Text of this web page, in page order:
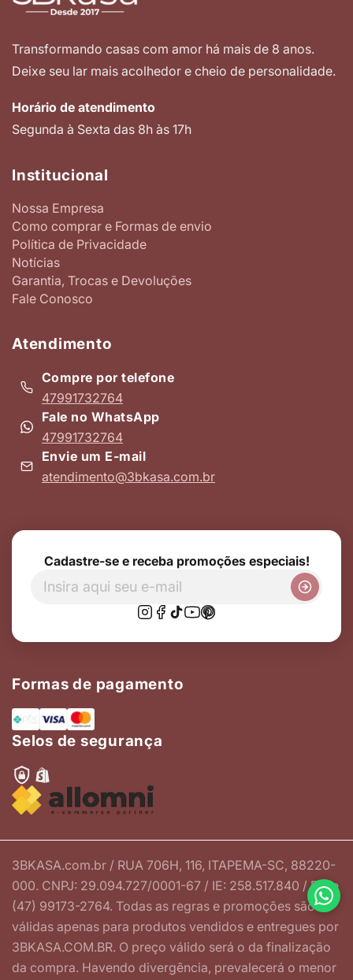
Transformando casas com amor há mais de 8 anos.
Deixe seu lar mais acolhedor e cheio de personalidade.
Horário de atendimento
Segunda à Sexta das 8h às 17h
Institucional
Nossa Empresa
Como comprar e Formas de envio
Política de Privacidade
Notícias
Garantia, Trocas e Devoluções
Fale Conosco
Atendimento
Compre por telefone
47991732764
Fale no WhatsApp
47991732764
Envie um E-mail
atendimento@3bkasa.com.br
Cadastre-se e receba promoções especiais!
Formas de pagamento
Selos de segurança
3BKASA.com.br / RUA 706H, 116, ITAPEMA-SC, 88220-
000. CNPJ: 29.094.727/0001-67 / IE: 258.517.840 / Fone
(47) 99173-2764. Todas as regras e promoções são
válidas apenas para produtos vendidos e entregues por
3BKASA.COM.BR. O preço válido será o da finalização
da compra. Havendo divergência, prevalecerá o menor